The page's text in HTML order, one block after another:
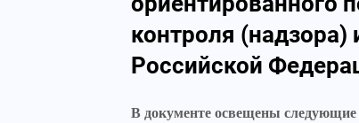
контроля
Российской
В документе освещены